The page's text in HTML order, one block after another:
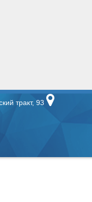
тракт, 93